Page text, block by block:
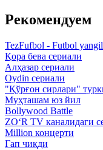
Рекомендуем
TezFufbol - Futbol
Қора бева сериали
Алҳазар сериали
Oydin сериали
"Қўрғон сирлари"
Муҳташам юз йил
Bollywood Battle
ZO‘R TV каналидаги
Million концерти
Гап чиқди